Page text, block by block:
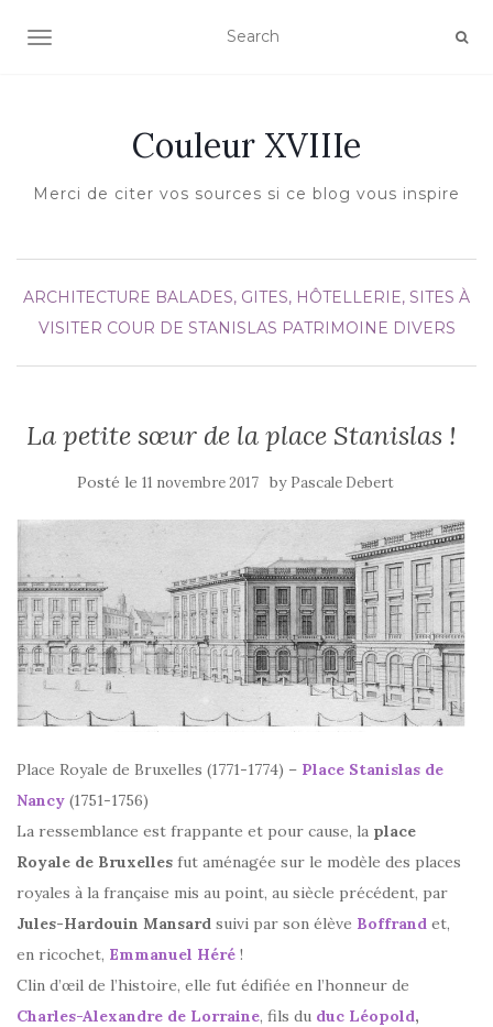
AFFICHER/MASQUER LA NAVIGATION
Couleur XVIIIe
Merci de citer vos sources si ce blog vous inspire
ARCHITECTURE BALADES, GITES, HÔTELLERIE, SITES À
VISITER COUR DE STANISLAS PATRIMOINE DIVERS
La petite sœur de la place Stanislas !
Posté le 11 novembre 2017 by Pascale Debert
Place Royale de Bruxelles (1771-1774) – Place Stanislas de
Nancy (1751-1756)
La ressemblance est frappante et pour cause, la place
Royale de Bruxelles fut aménagée sur le modèle des places
royales à la française mis au point, au siècle précédent, par
Jules-Hardouin Mansard suivi par son élève Boffrand et,
en ricochet, Emmanuel Héré !
Clin d’œil de l’histoire, elle fut édifiée en l’honneur de
Charles-Alexandre de Lorraine, fils du duc Léopold,